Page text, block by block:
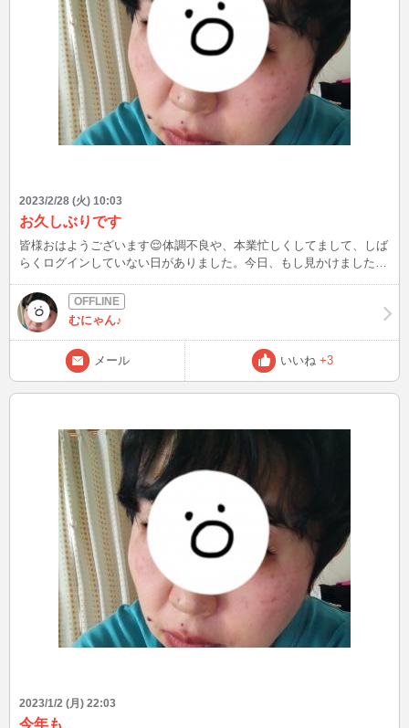
2023/2/28 (火) 10:03
お久しぶりです
皆様おはようございます😌体調不良や、本業忙しくしてまして、しば
らくログインしていない日がありました。今日、もし見かけましたら
むにゃん♪
メール いいね +3
2023/1/2 (月) 22:03
今年も